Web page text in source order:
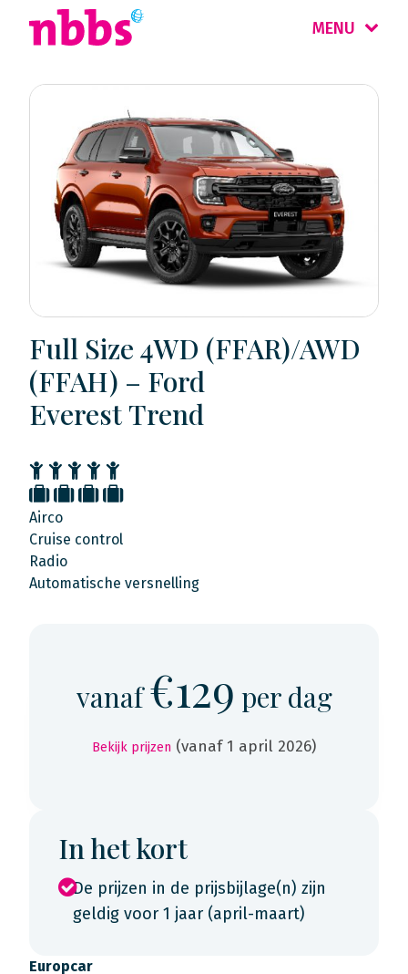
MENU
Full Size 4WD (FFAR)/AWD
(FFAH) – Ford
Everest Trend
Airco
Cruise control
Radio
Automatische versnelling
vanaf€129 per dag
Bekijk prijzen (vanaf 1 april 2026)
In het kort
De prijzen in de prijsbijlage(n) zijn
geldig voor 1 jaar (april-maart)
Europcar